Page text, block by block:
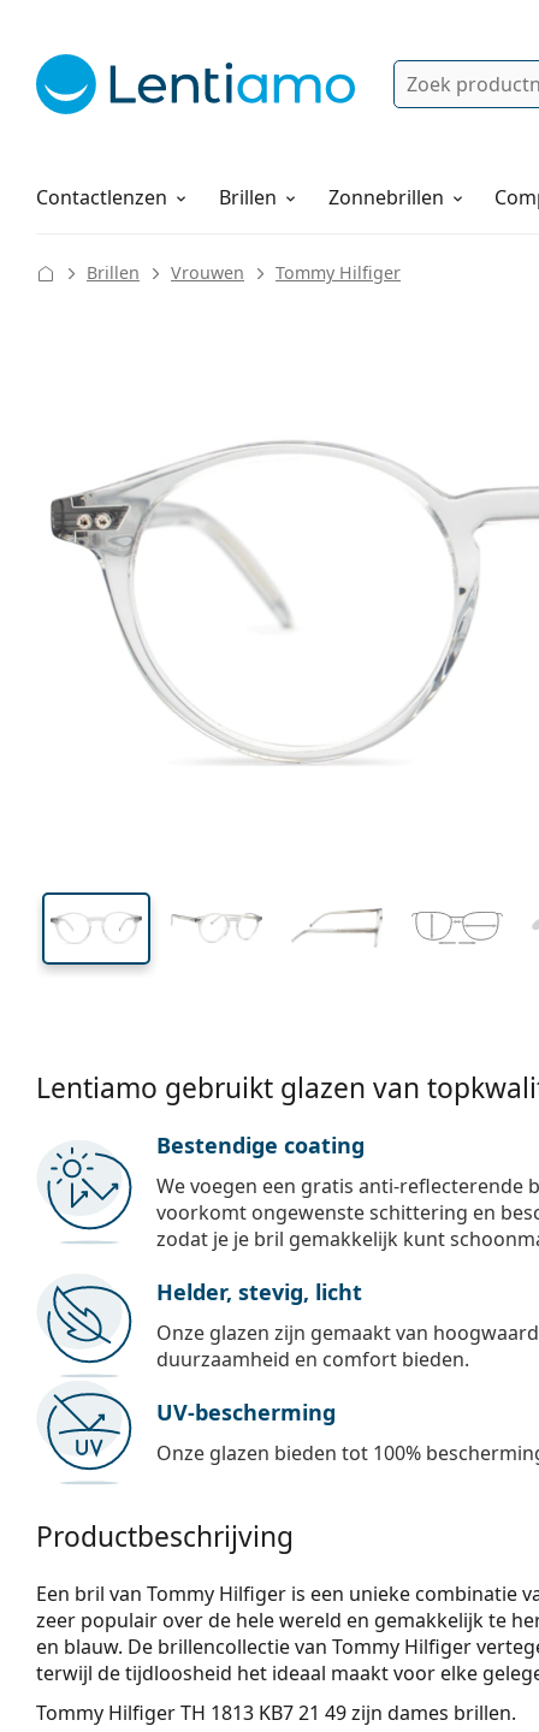
Zoek
Contactlenzen
Lenzenvloeistoffen Brillen Zonnebrillen
Hoe bestellen
Brillen Vrouwen Tommy Hilfiger
130 mm
Breedte
44 mm
Glashoogte Glasbreedte
Lentiamo gebruikt glazen van
Bestendige coating
We voegen een gratis anti-reflecterende
voorkomt ongewenste schittering en
zodat je je bril gemakkelijk kunt
Helder, stevig, licht
Onze glazen zijn gemaakt van
duurzaamheid en comfort bieden.
UV-bescherming
Onze glazen bieden tot 100%
Productbeschrijving
Een bril van Tommy Hilfiger is een unieke combinatie
zeer populair over de hele wereld en gemakkelijk te
en blauw. De brillenco­llectie van Tommy Hilfiger
terwijl de tijdloosheid het ideaal maakt voor elke
Tommy Hilfiger TH 1813 KB7 21 49zijn dames brillen.